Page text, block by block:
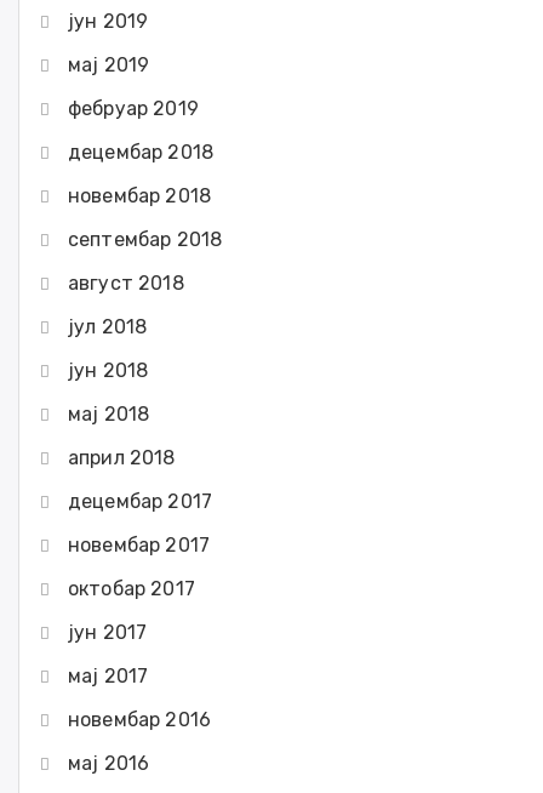
јун 2019
мај 2019
фебруар 2019
децембар 2018
новембар 2018
септембар 2018
август 2018
јул 2018
јун 2018
мај 2018
април 2018
децембар 2017
новембар 2017
октобар 2017
јун 2017
мај 2017
новембар 2016
мај 2016